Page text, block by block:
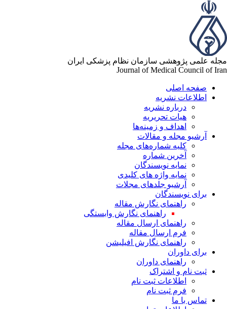
علمی پژوهشی سازمان نظام پزشکی ایران
Journal of Medical Council of
صفحه اصلی
اطلاعات نشریه
درباره نشریه
هیات تحریریه
اهداف و زمینه‌ها
آرشیو مجله و مقالات
کلیه شماره‌های مجله
آخرین شماره
نمایه نویسندگان
نمایه واژه های کلیدی
آرشیو جلدهای مجلات
برای نویسندگان
راهنمای نگارش مقاله
راهنمای نگارش وابستگی
راهنمای ارسال مقاله
فرم ارسال مقاله
راهنمای نگارش افیلیشن
برای داوران
راهنمای داوران
ثبت نام و اشتراک
اطلاعات ثبت نام
فرم ثبت نام
تماس با ما